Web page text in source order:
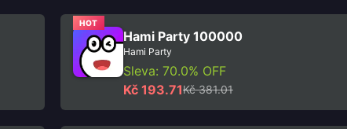
HOT
Hami Party 100000
Hami Party
Sleva: 70.0% OFF
Kč 193.71Kč 381.01